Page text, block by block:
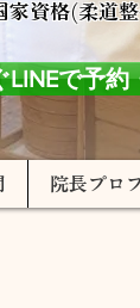
家資格(柔道
LINEで予約
院長プロ